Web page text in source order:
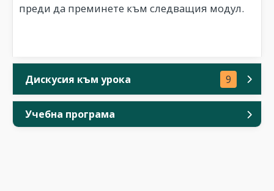
преди да преминете към следващия модул.
Дискусия към урока 9
Учебна програма